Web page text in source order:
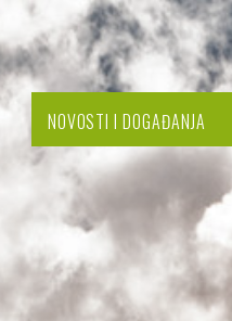
NOVOSTI I DOGAĐANJA